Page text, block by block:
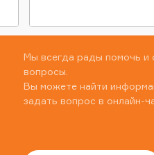
Мы всегда рады помочь и
вопросы.
Вы можете найти
задать вопрос в онлайн-